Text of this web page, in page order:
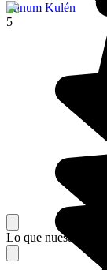
Phnum Kulén
5
Lo que nuestros